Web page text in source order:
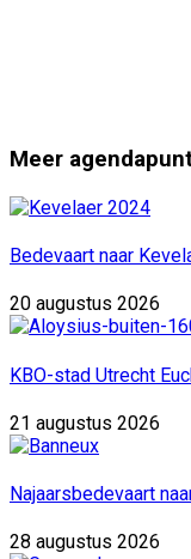
Meer
Bedevaart naar
20 augustus 2026
KBO-stad Utrecht
21 augustus 2026
Najaarsbedevaart
28 augustus 2026